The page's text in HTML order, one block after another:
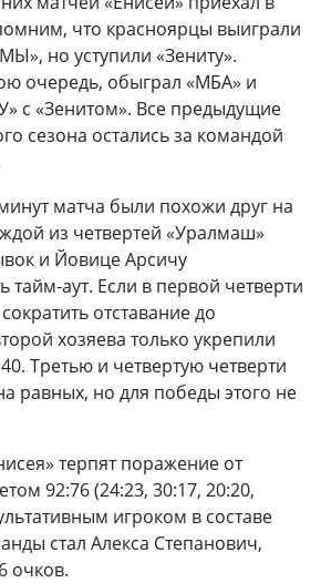
что красноярцы выиграли
но уступили «Зениту».
очередь, обыграл «МБА» и
с «Зенитом». Все предыдущие
сезона остались за командой
матча были похожи друг на
из четвертей «Уралмаш»
и Йовице Арсичу
тайм-аут. Если в первой четверти
отставание до
хозяева только укрепили
Третью и четвертую четверти
равных, но для победы этого не
терпят поражение от
92:76 (24:23, 30:17, 20:20,
игроком в составе
стал Алекса Степанович,
очков.